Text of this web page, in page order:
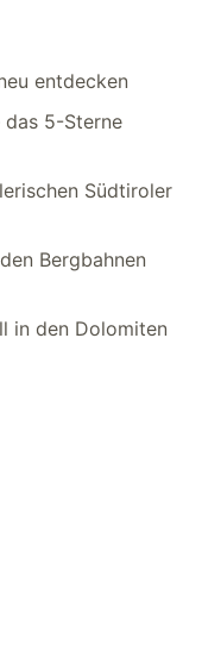
entdecken
das 5-Sterne
Südtiroler
Bergbahnen
in den Dolomiten